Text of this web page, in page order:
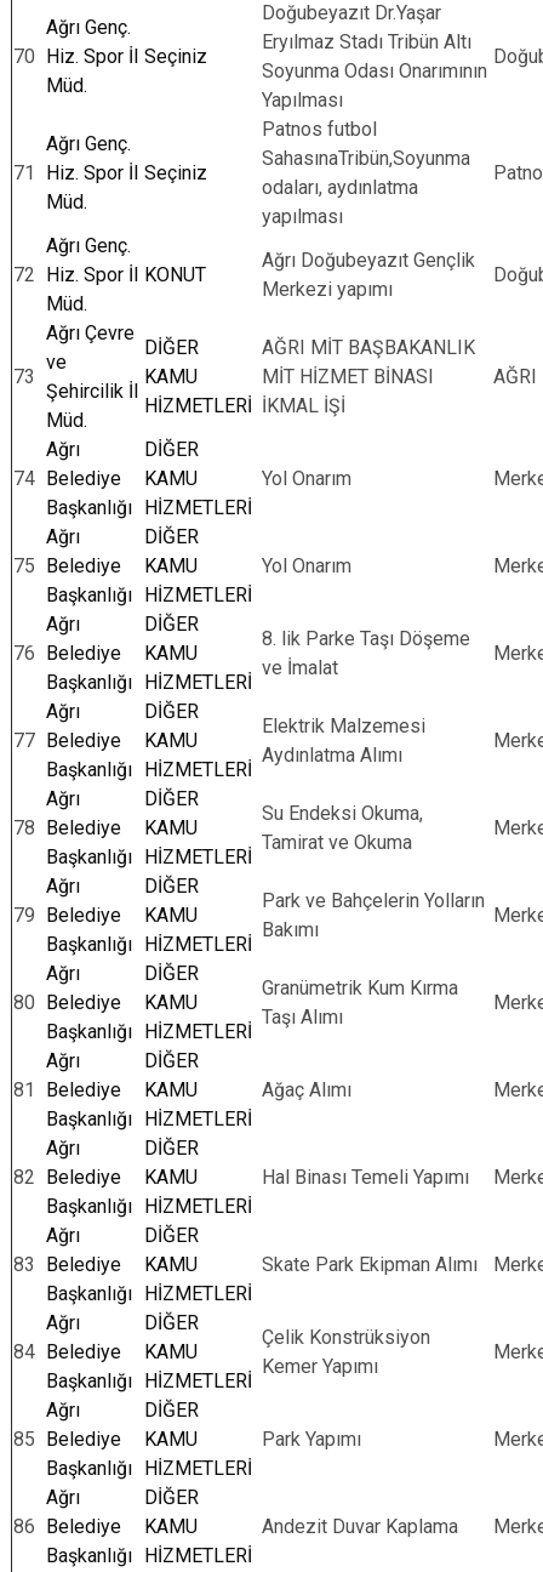
70
Ağrı Genç.
Hiz. Spor İl
Müd.
Seçiniz
Doğubeyazıt Dr.Yaşar
Eryılmaz Stadı Tribün Altı
Soyunma Odası Onarımının
Yapılması
71
Ağrı Genç.
Hiz. Spor İl
Müd.
Seçiniz
Patnos futbol
SahasınaTribün,Soyunma
odaları, aydınlatma
yapılması
72
Ağrı Genç.
Hiz. Spor İl
Müd.
KONUT
Ağrı Doğubeyazıt Gençlik
Merkezi yapımı
73
Ağrı Çevre
ve
Şehircilik İl
Müd.
DİĞER
KAMU
HİZMETLERİ
AĞRI MİT BAŞBAKANLIK
MİT HİZMET BİNASI
İKMAL İŞİ
AĞRI
74
Ağrı
Belediye
Başkanlığı
DİĞER
KAMU
HİZMETLERİ
Yol Onarım
75
Ağrı
Belediye
Başkanlığı
DİĞER
KAMU
HİZMETLERİ
Yol Onarım
76
Ağrı
Belediye
Başkanlığı
DİĞER
KAMU
HİZMETLERİ
8. lik Parke Taşı Döşeme
ve İmalat
77
Ağrı
Belediye
Başkanlığı
DİĞER
KAMU
HİZMETLERİ
Elektrik Malzemesi
Aydınlatma Alımı
78
Ağrı
Belediye
Başkanlığı
DİĞER
KAMU
HİZMETLERİ
Su Endeksi Okuma,
Tamirat ve Okuma
79
Ağrı
Belediye
Başkanlığı
DİĞER
KAMU
HİZMETLERİ
Park ve Bahçelerin Yolların
Bakımı
80
Ağrı
Belediye
Başkanlığı
DİĞER
KAMU
HİZMETLERİ
Granümetrik Kum Kırma
Taşı Alımı
81
Ağrı
Belediye
Başkanlığı
DİĞER
KAMU
HİZMETLERİ
Ağaç Alımı
82
Ağrı
Belediye
Başkanlığı
DİĞER
KAMU
HİZMETLERİ
Hal Binası Temeli Yapımı
83
Ağrı
Belediye
Başkanlığı
DİĞER
KAMU
HİZMETLERİ
Skate Park Ekipman Alımı
84
Ağrı
Belediye
Başkanlığı
DİĞER
KAMU
HİZMETLERİ
Çelik Konstrüksiyon
Kemer Yapımı
85
Ağrı
Belediye
Başkanlığı
DİĞER
KAMU
HİZMETLERİ
Park Yapımı
86
Ağrı
Belediye
Başkanlığı
DİĞER
KAMU
HİZMETLERİ
Andezit Duvar Kaplama